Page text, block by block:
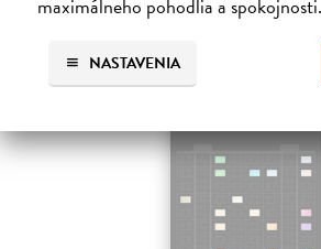
maximálneho pohodlia a spokojnosti.
NASTAVENIA